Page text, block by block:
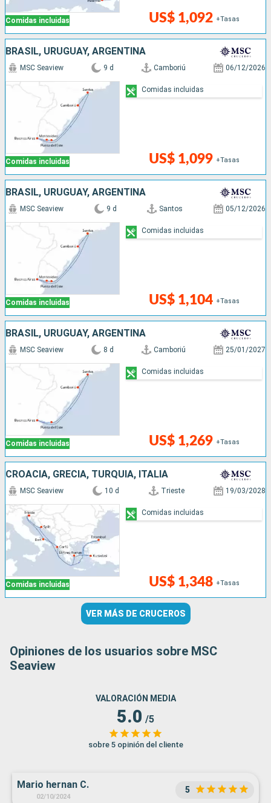
Comidas incluidas US$ 1,092 +Tasas
BRASIL, URUGUAY, ARGENTINA
Comidas incluidas
MSC Seaview 9 d Camboriú 06/12/2026
US$ 1,099 +Tasas
Comidas incluidas
BRASIL, URUGUAY, ARGENTINA
Comidas incluidas
MSC Seaview 9 d Santos 05/12/2026
US$ 1,104 +Tasas
Comidas incluidas
BRASIL, URUGUAY, ARGENTINA
Comidas incluidas
MSC Seaview 8 d Camboriú 25/01/2027
US$ 1,269 +Tasas
Comidas incluidas
CROACIA, GRECIA, TURQUÍA, ITALIA
Comidas incluidas
MSC Seaview 10 d Trieste 19/03/2028
US$ 1,348 +Tasas
Comidas incluidas
VER MÁS DE CRUCEROS
Opiniones de los usuarios sobre MSC
Seaview
VALORACIÓN MEDIA
5.0 /5
sobre 5 opinión del cliente
Mario hernan C.
02/10/2024
5